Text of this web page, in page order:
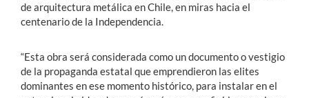
de arquitectura metálica en Chile, en miras hacia el
centenario de la Independencia.
“Esta obra será considerada como un documento o vestigio
de la propaganda estatal que emprendieron las elites
dominantes en ese momento histórico, para instalar en el